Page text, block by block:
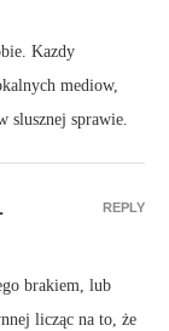
Kazdy
mediow,
slusznej sprawie.
brakiem, lub
licząc na to, że
REPLY